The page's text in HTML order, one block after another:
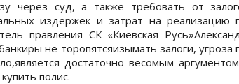
через суд, а также требовать от
издержек и затрат на реализацию
правления СК «Киевская
не торопятсяизымать залоги,
достаточно весомым
полис.